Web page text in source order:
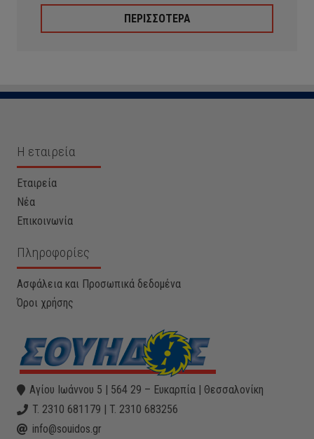
ΠΕΡΙΣΣΟΤΕΡΑ
Η εταιρεία
Εταιρεία
Νέα
Επικοινωνία
Πληροφορίες
Ασφάλεια και Προσωπικά δεδομένα
Όροι χρήσης
Αγίου Ιωάννου 5 | 564 29 – Ευκαρπία | Θεσσαλονίκη
T. 2310 681179 | T. 2310 683256
info@souidos.gr